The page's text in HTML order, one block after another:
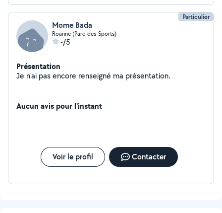
Particulier
Mome Bada
Roanne (Parc-des-Sports)
-/5
Présentation
Je n'ai pas encore renseigné ma présentation.
Aucun avis pour l'instant
Voir le profil Contacter